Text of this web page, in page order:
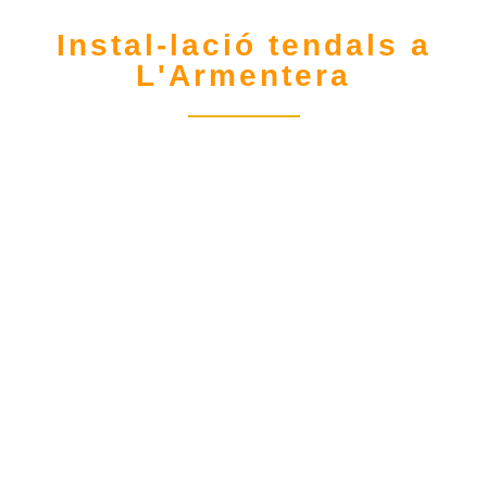
Instal-lació tendals a
L'Armentera